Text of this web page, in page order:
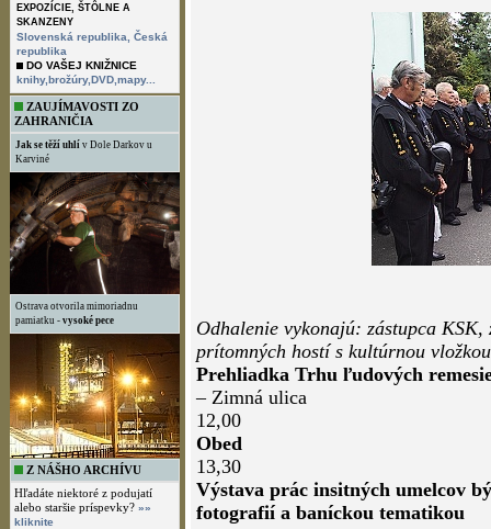
EXPOZÍCIE, ŠTÔLNE A
SKANZENY
Slovenská republika,
Česká
republika
DO VAŠEJ KNIŽNICE
knihy,brožúry,DVD,mapy...
ZAUJÍMAVOSTI ZO
ZAHRANIČIA
Jak se těží uhlí v Dole Darkov u
Karviné
Ostrava otvorila mimoriadnu
pamiatku - vysoké pece
Z NÁŠHO ARCHÍVU
Hľadáte niektoré z podujatí
alebo staršie príspevky? »»
kliknite
Odhalenie vykonajú: zástupca
prítomných hostí s kultúrnou
Prehliadka Trhu ľudových
– Zimná ulica
12,00
Obed
13,30
Výstava prác insitných umelcov
fotografií a baníckou tematikou